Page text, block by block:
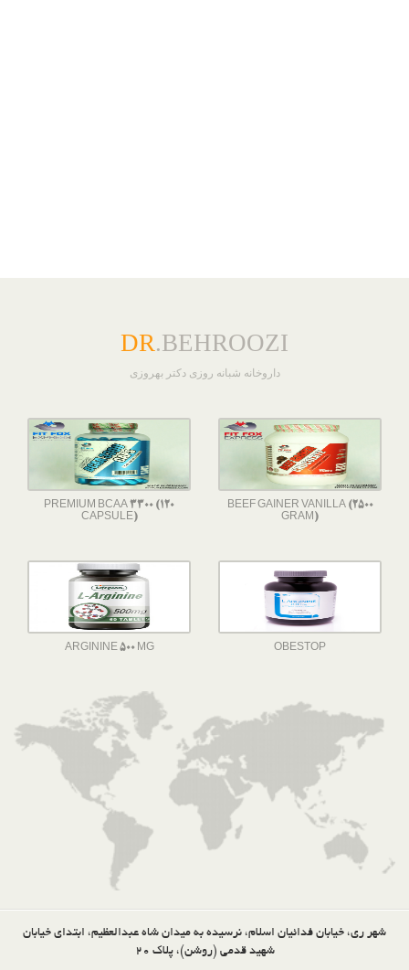
DR.BEHROOZI
داروخانه شبانه روزی دکتر بهروزی
BEEF GAINER VANILLA (2500
GRAM)
PREMIUM BCAA 3300 (120
CAPSULE)
OBESTOP
ARGININE 500 MG
شهر ری، خیابان فدائیان اسلام، نرسیده به میدان شاه عبدالعظیم، ابتدای خیابان
شهید قدمی (روشن)، پلاک 20